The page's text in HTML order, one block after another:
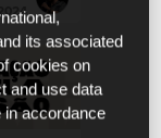
its associated
cookies on
and use data
in accordance